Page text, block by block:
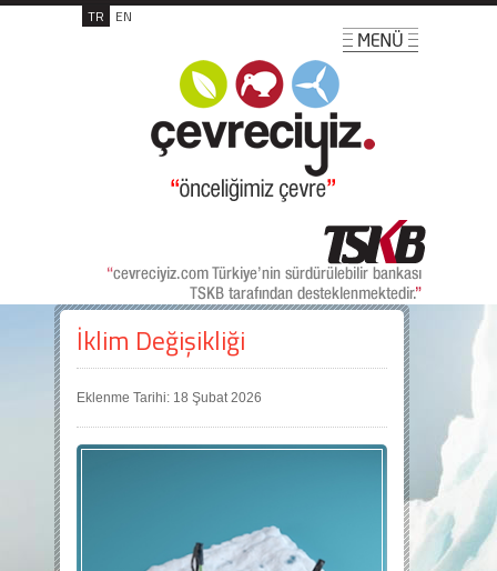
TR EN
İklim Değişikliği
Eklenme Tarihi: 18 Şubat 2026